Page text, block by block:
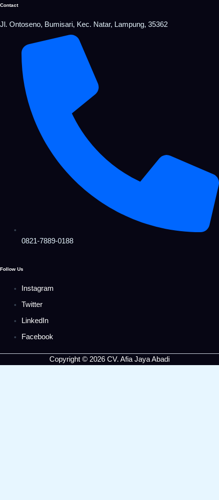
Contact
Jl. Ontoseno, Bumisari, Kec. Natar, Lampung, 35362
0821-7889-0188
Follow Us
Instagram
Twitter
LinkedIn
Facebook
Copyright © 2026 CV. Afia Jaya Abadi